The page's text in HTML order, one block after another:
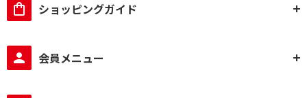
ショッピングガイド
会員メニュー